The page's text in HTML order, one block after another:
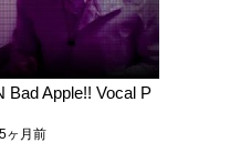
Bad Apple!! Vocal P
ヶ月前